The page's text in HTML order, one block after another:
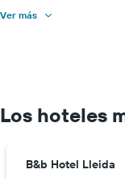
Ver más
Los hoteles
B&b Hotel Lleida